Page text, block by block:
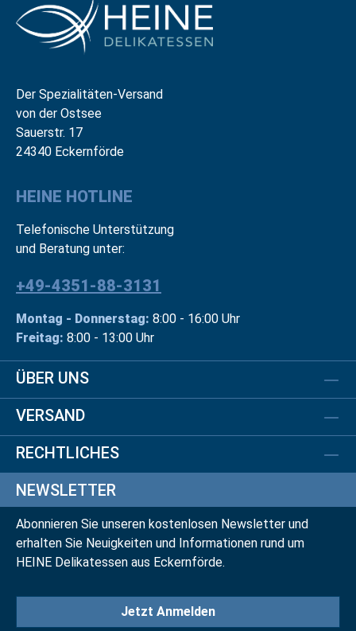
Der Spezialitäten-Versand
von der Ostsee
Sauerstr. 17
24340 Eckernförde
HEINE HOTLINE
Telefonische Unterstützung
und Beratung unter:
+49-4351-88-3131
Montag - Donnerstag: 8:00 - 16:00 Uhr
Freitag: 8:00 - 13:00 Uhr
ÜBER UNS
VERSAND
RECHTLICHES
NEWSLETTER
Abonnieren Sie unseren kostenlosen Newsletter und
erhalten Sie Neuigkeiten und Informationen rund um
HEINE Delikatessen aus Eckernförde.
Jetzt Anmelden